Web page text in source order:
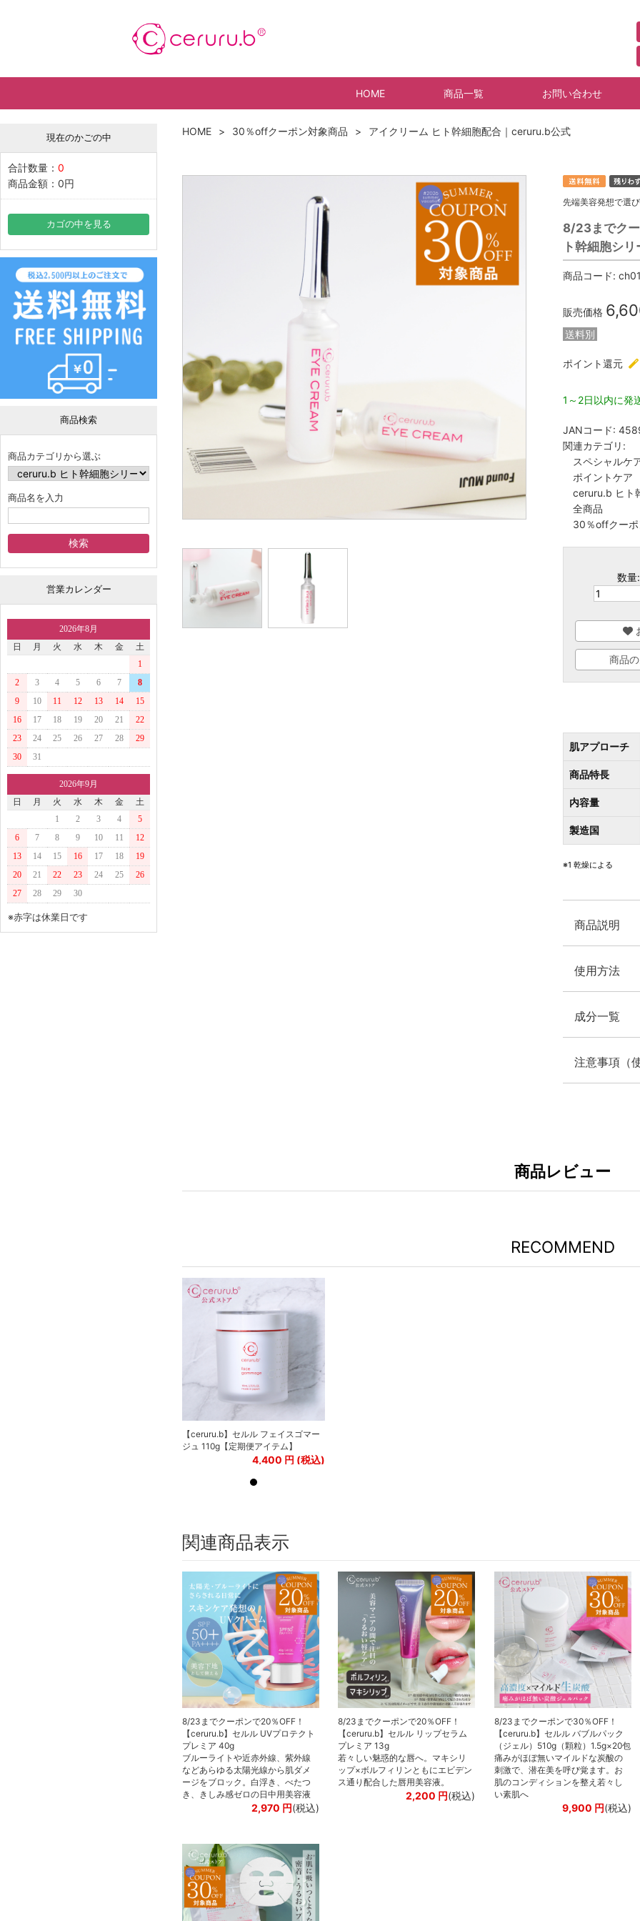
HOME 商品一覧 お問い合わせ
現在のかごの中
合計数量： 0
商品金額： 0円
カゴの中を見る
商品検索
商品カテゴリから選ぶ
商品名を入力
営業カレンダー
2026年8月
日
月 火 水 木 金
土
1
2
3 4 5 6 7
8
9
10 11 12 13 14
15
16
17 18 19 20 21
22
23
24 25 26 27 28
29
30
31
2026年9月
日
月 火 水 木 金
土
1
2 3 4
5
6
7 8 9 10 11
12
13
14 15 16 17 18
19
20
21 22 23 24 25
26
27
28 29 30
※赤字は休業日です
HOME 30％offクーポン対象商品 アイクリーム ヒト幹細胞配合｜ceruru.b公式
先端美容発想で選
8/23までク
ト幹細胞シ
商品コード:
販売価格
送料別
ポイント還元
1～2日以内に発
JANコード:
関連カテゴリ:
スペシャルケ
ポイントケア
ceruru.b ヒト
全商品
30％offクーポ
数量:
商品
肌アプローチ
商品特長
内容量
製造国
※1 乾燥による
商品説明
使用方法
成分一覧
注意事項（
商品レビュー
RECOMMEND
【ceruru.b】セルル フェイスゴマー
ジュ 110g【定期便アイテム】
4,400 円 (税込)
関連商品表示
8/23までクーポンで20％OFF！
【ceruru.b】セルル UVプロテクト
プレミア 40g
ブルーライトや近赤外線、紫外線
などあらゆる太陽光線から肌ダメ
ージをブロック。白浮き、べたつ
き、きしみ感ゼロの日中用美容液
2,970 円(税込)
8/23までクーポンで20％OFF！
【ceruru.b】セルル リップセラム
プレミア 13g
若々しい魅惑的な唇へ。マキシリ
ップ×ボルフィリンともにエビデン
ス通り配合した唇用美容液。
2,200 円(税込)
8/23までクーポンで30％OFF！
【ceruru.b】セルル バブルパック
（ジェル）510g（顆粒）1.5g×20包
痛みがほぼ無いマイルドな炭酸の
刺激で、潜在美を呼び覚ます。お
肌のコンディションを整え若々し
い素肌へ
9,900 円(税込)